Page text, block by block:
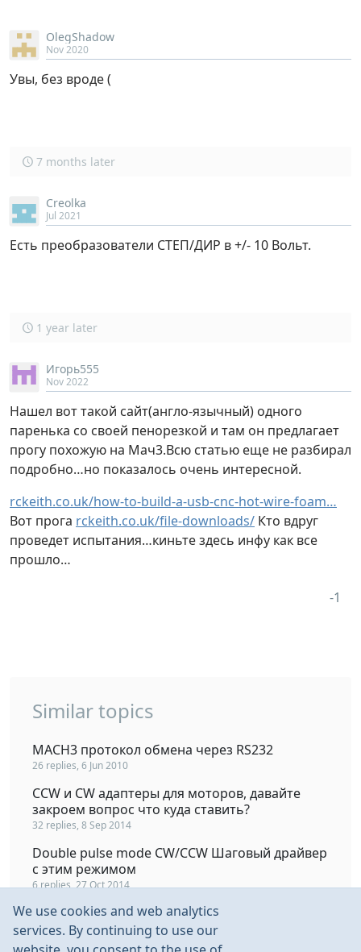
OlegShadow
Nov 2020
Увы, без вроде (
7 months later
Creolka
Jul 2021
Есть преобразователи СТЕП/ДИР в +/- 10 Вольт.
1 year later
Игорь555
Nov 2022
Нашел вот такой сайт(англо-язычный) одного
паренька со своей пенорезкой и там он предлагает
прогу похожую на Мач3.Всю статью еще не разбирал
подробно…но показалось очень интересной.
rckeith.co.uk/how-to-build-a-usb-cnc-hot-wire-foam…
Вот прога rckeith.co.uk/file-downloads/ Кто вдруг
проведет испытания…киньте здесь инфу как все
прошло…
Similar topics
MACH3 протокол обмена через RS232
26 replies, 6 Jun 2010
CCW и CW адаптеры для моторов, давайте
закроем вопрос что куда ставить?
32 replies, 8 Sep 2014
Double pulse mode CW/CCW Шаговый драйвер
с этим режимом
6 replies, 27 Oct 2014
Альтернатива Mach3
13 replies, 27 Oct 2009
We use cookies and web analytics
services. By continuing to use our